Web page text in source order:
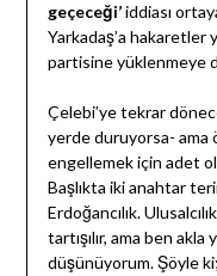
geçeceği’iddiası
Yarkadaş’a hakaretler
partisine yüklenmeye
Çelebi’ye tekrar
yerde duruyorsa- ama
engellemek için adet
Başlıkta iki anahtar
Erdoğancılık.
tartışılır, ama ben
düşünüyorum. Şöyle ki;